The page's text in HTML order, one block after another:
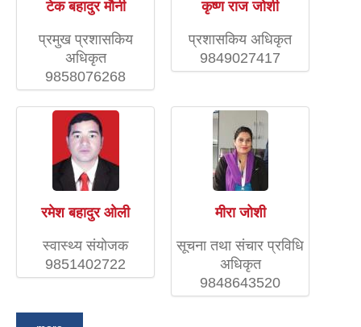
टेक बहादुर मौनी
प्रमुख प्रशासकिय
अधिकृत
9858076268
कृष्ण राज जोशी
प्रशासकिय अधिकृत
9849027417
रमेश बहादुर ओली
स्वास्थ्य संयाेजक
9851402722
मीरा जोशी
सूचना तथा संचार प्रविधि
अधिकृत
9848643520